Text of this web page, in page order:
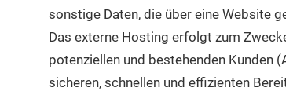
sonstige Daten, die über eine Website
Das externe Hosting erfolgt zum
potenziellen und bestehenden Kunden
sicheren, schnellen und effizienten